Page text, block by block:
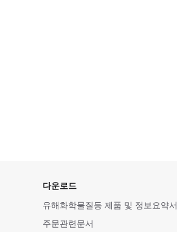
다운로드
유해화학물질등 제품 및 정보요약서
주문관련문서